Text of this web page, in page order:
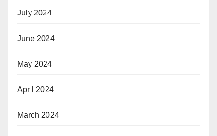
July 2024
June 2024
May 2024
April 2024
March 2024